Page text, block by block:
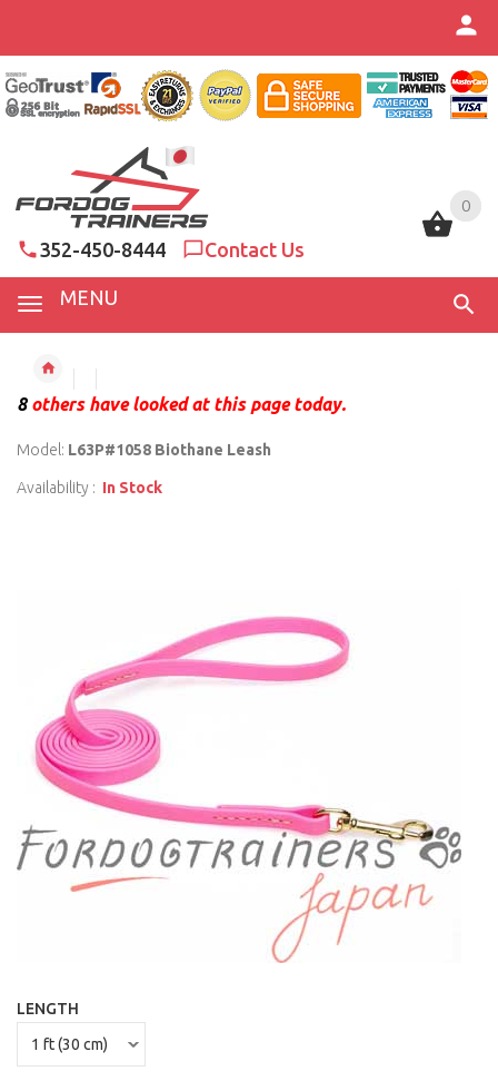
0
352-450-8444 Contact Us
MENU
0
8others have looked at this page today.
Model: L63P#1058 Biothane Leash
Availability : In Stock
LENGTH